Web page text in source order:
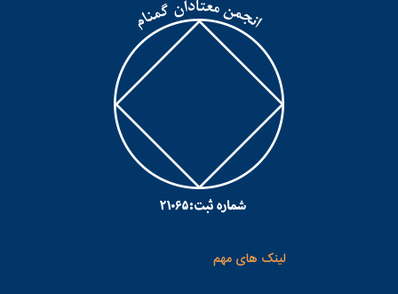
لینک های مهم